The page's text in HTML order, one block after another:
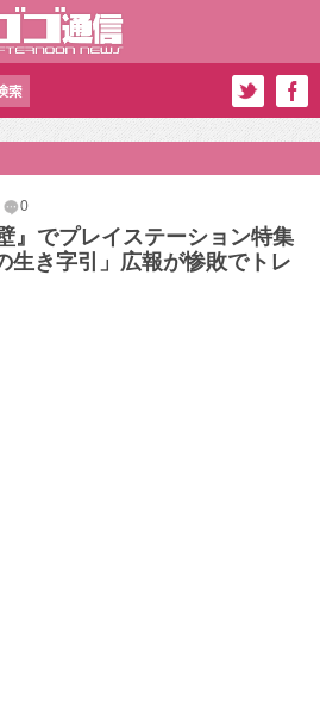
0
』でプレイステーション特集
生き字引」広報が惨敗でトレ